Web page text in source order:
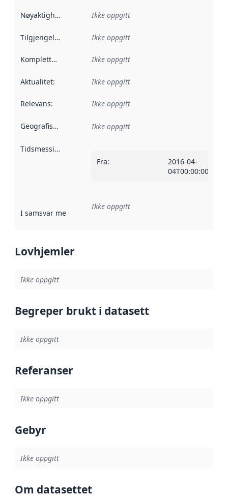
Nøyaktighet Ikke oppgitt
Tilgjengelighet Ikke oppgitt
Kompletthet Ikke oppgitt
Aktualitet: Ikke oppgitt
Relevans: Ikke oppgitt
Geografisk avgrensning :
Ikke oppgitt
Tidsmessig avgrensning
Fra:
2016-04-
04T00:00:00Z
I samsvar med Referanse til en implementasjonsregel
Ikke oppgitt
Lovhjemler
Ikke oppgitt
Begreper brukt i datasett
Ikke oppgitt
Referanser
Ikke oppgitt
Gebyr
Ikke oppgitt
Om datasettet